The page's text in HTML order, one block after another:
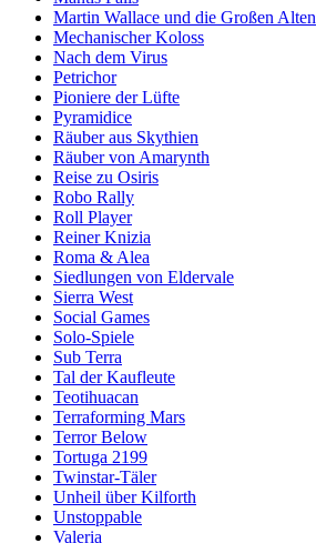
Martin Wallace und die Großen Alten
Mechanischer Koloss
Nach dem Virus
Petrichor
Pioniere der Lüfte
Pyramidice
Räuber aus Skythien
Räuber von Amarynth
Reise zu Osiris
Robo Rally
Roll Player
Reiner Knizia
Roma & Alea
Siedlungen von Eldervale
Sierra West
Social Games
Solo-Spiele
Sub Terra
Tal der Kaufleute
Teotihuacan
Terraforming Mars
Terror Below
Tortuga 2199
Twinstar-Täler
Unheil über Kilforth
Unstoppable
Valeria